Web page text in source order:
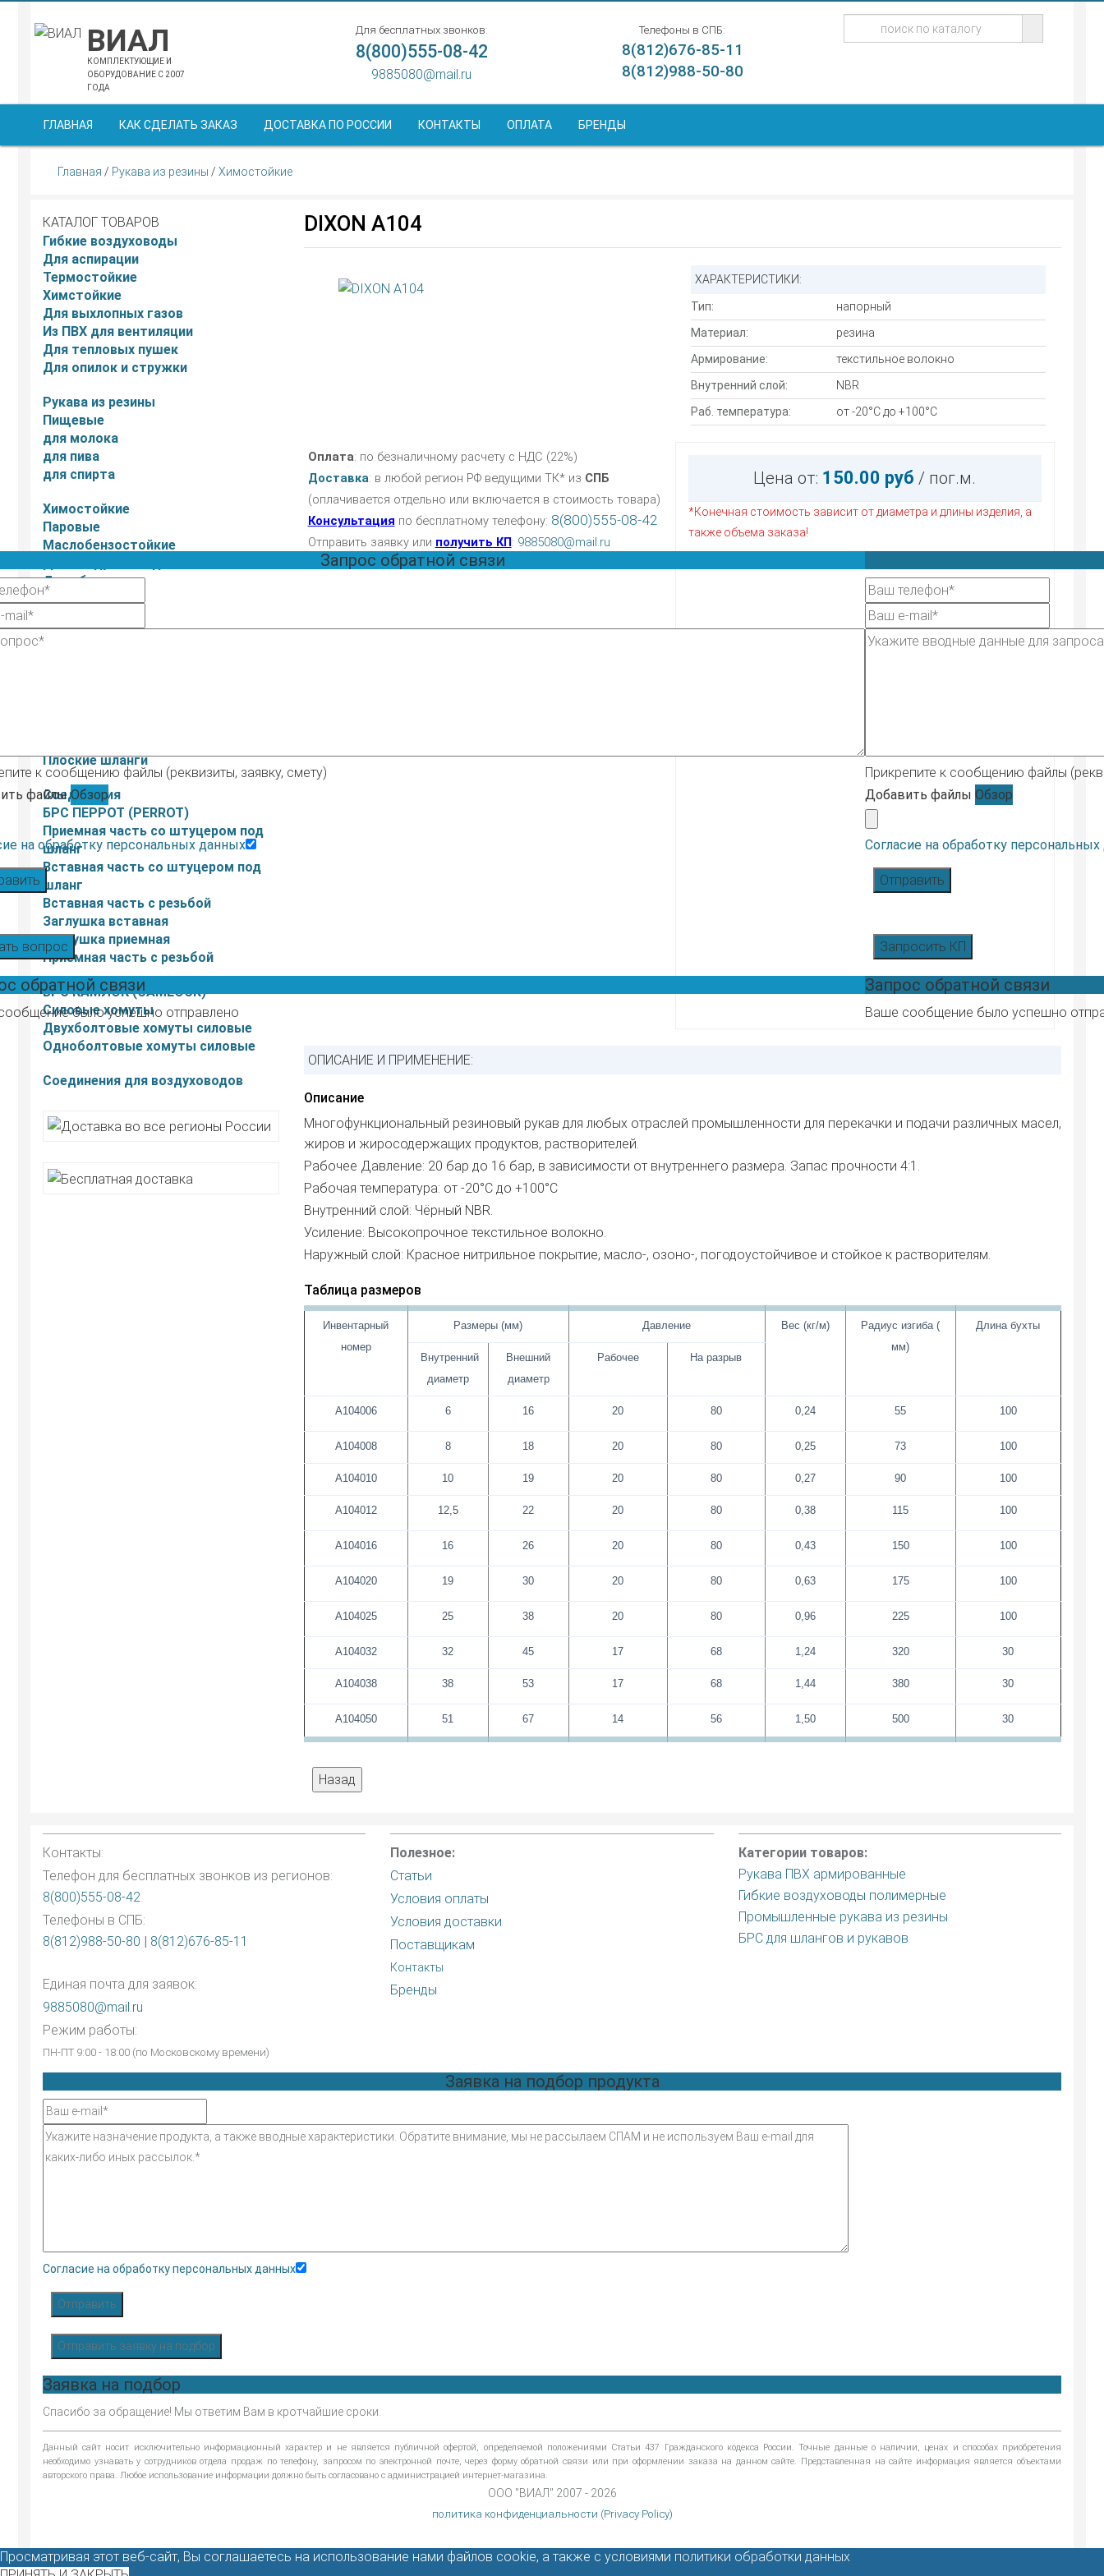
ВИАЛ
КОМПЛЕКТУЮЩИЕ И
ОБОРУДОВАНИЕ С 2007
ГОДА
Для бесплатных звонков:
8(800)555-08-42
9885080@mail.ru
Телефоны в СПБ:
8(812)676-85-11
8(812)988-50-80
ГЛАВНАЯ КАК СДЕЛАТЬ ЗАКАЗ ДОСТАВКА ПО РОССИИ КОНТАКТЫ ОПЛАТА БРЕНДЫ
Главная / Рукава из резины / Химостойкие
КАТАЛОГ ТОВАРОВ
Гибкие воздуховоды
Для аспирации
Термостойкие
Химстойкие
Для выхлопных газов
Из ПВХ для вентиляции
Для тепловых пушек
Для опилок и стружки
Рукава из резины
Пищевые
для молока
для пива
для спирта
Химостойкие
Паровые
Маслобензостойкие
Для абразива
Напорно-всасывающие
Плоские шланги
Соединения
БРС ПЕРРОТ (PERROT)
Приемная часть со штуцером под
шланг
Вставная часть со штуцером под
шланг
Вставная часть с резьбой
Заглушка вставная
Заглушка приемная
Приемная часть с резьбой
БРС КАМЛОК (CAMLOCK)
Силовые хомуты
Двухболтовые хомуты силовые
Одноболтовые хомуты силовые
Соединения для воздуховодов
DIXON A104
ХАРАКТЕРИСТИКИ:
Тип:
напорный
Материал:
резина
Армирование:
текстильное волокно
Внутренний слой:
NBR
Раб. температура:
от -20°С до +100°С
Оплата: по безналичному расчету с НДС (22%)
Доставка: в любой регион РФ ведущими ТК* из СПБ
(оплачивается отдельно или включается в стоимость товара)
Консультация по бесплатному телефону: 8(800)555-08-42
Отправить заявку или получить КП: 9885080@mail.ru
Цена от: 150.00 руб / пог.м.
*Конечная стоимость зависит от диаметра и длины изделия, а
также объема заказа!
Запрос обратной связи
к сообщению файлы (реквизиты, заявку, смету)
файлы Обзор
на обработку персональных данных
вопрос
обратной связи
было успешно отправлено
Прикрепите к сообщению файлы
Добавить файлы Обзор
Согласие на обработку
Отправить
Запросить КП
Запрос обратной связи
Ваше сообщение было успешно
ОПИСАНИЕ И ПРИМЕНЕНИЕ:
Описание
Многофункциональный резиновый рукав для любых отраслей промышленности для перекачки и подачи различных масел,
жиров и жиросодержащих продуктов, растворителей.
Рабочее Давление: 20 бар до 16 бар, в зависимости от внутреннего размера. Запас прочности 4:1.
Рабочая температура: от -20°С до +100°С
Внутренний слой: Чёрный NBR.
Усиление: Высокопрочное текстильное волокно.
Наружный слой: Красное нитрильное покрытие, масло-, озоно-, погодоустойчивое и стойкое к растворителям.
Таблица размеров
Инвентарный
номер
Размеры (мм) Давление Вес (кг/м)
Радиус изгиба (
мм)
Длина бухты
Внутренний
диаметр
Внешний
диаметр
Рабочее На разрыв
А104006 6 16 20 80 0,24 55 100
А104008 8 18 20 80 0,25 73 100
А104010 10 19 20 80 0,27 90 100
А104012 12,5 22 20 80 0,38 115 100
А104016 16 26 20 80 0,43 150 100
А104020 19 30 20 80 0,63 175 100
А104025 25 38 20 80 0,96 225 100
А104032 32 45 17 68 1,24 320 30
А104038 38 53 17 68 1,44 380 30
А104050 51 67 14 56 1,50 500 30
Контакты:
Телефон для бесплатных звонков из регионов:
8(800)555-08-42
Телефоны в СПБ:
8(812)988-50-80 | 8(812)676-85-11
Единая почта для заявок:
9885080@mail.ru
Режим работы:
ПН-ПТ 9:00 - 18:00 (по Московскому времени)
Полезное:
Статьи
Условия оплаты
Условия доставки
Поставщикам
Контакты
Бренды
Категории товаров:
Рукава ПВХ армированные
Гибкие воздуховоды полимерные
Промышленные рукава из резины
БРС для шлангов и рукавов
Заявка на подбор продукта
Согласие на обработку персональных данных
Отправить
Отправить заявку на подбор
Заявка на подбор
Спасибо за обращение! Мы ответим Вам в кротчайшие сроки.
Данный сайт носит исключительно информационный характер и не является публичной офертой, определяемой положениями Статьи 437 Гражданского кодекса России. Точные данные о наличии, ценах и способах приобретения
необходимо узнавать у сотрудников отдела продаж по телефону, запросом по электронной почте, через форму обратной связи или при оформлении заказа на данном сайте. Представленная на сайте информация является объектами
авторского права. Любое использование информации должно быть согласовано с администрацией интернет-магазина.
ООО "ВИАЛ" 2007 - 2026
политика конфиденциальности (Privacy Policy)
Просматривая этот веб-сайт, Вы соглашаетесь на использование нами файлов cookie, а также с условиями политики обработки данных